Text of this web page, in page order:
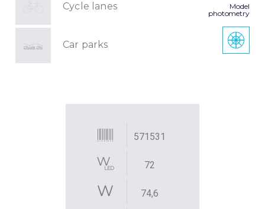
Cycle lanes
Car parks
Model
photometry
571531
72
74,6